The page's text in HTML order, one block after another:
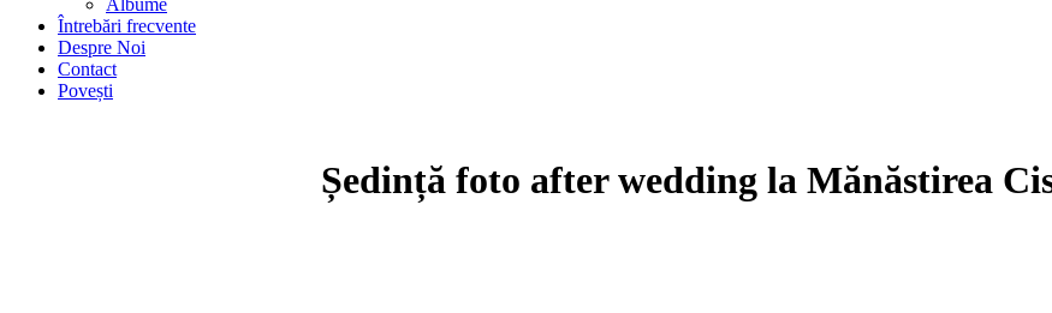
Albume
Întrebări frecvente
Despre Noi
Contact
Povești
Ședință foto after wedding la Mănăstirea